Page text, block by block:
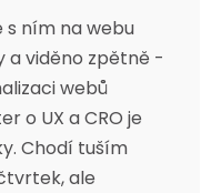
s ním na webu
a viděno zpětně -
webů
o UX a CRO je
Chodí tuším
ale